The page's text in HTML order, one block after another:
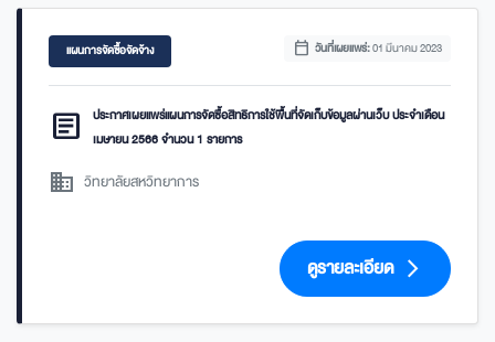
แผนการจัดซื้อจัดจ้าง calendar_today วันที่เผยแพร่:01 มีนาคม 2023
article
ประกาศเผยแพร่แผนการจัดซื้อสิทธิการใช้พื้นที่จัดเก็บข้อมูลผ่านเว็บ ประจำเดือน
เมษายน 2566 จำนวน 1 รายการ
domain วิทยาลัยสหวิทยาการ
ดูรายละเอียด arrow_forward_ios